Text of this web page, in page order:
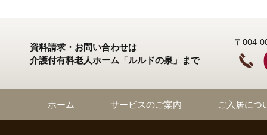
資料請求・お問い合わせは
介護付有料老人ホーム「ルルドの泉」まで
〒004-
ホーム サービスのご案内 ご入居につ